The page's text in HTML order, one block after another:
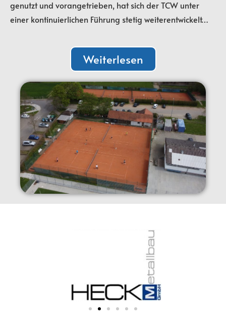
genutzt und vorangetrieben, hat sich der TCW unter
einer kontinuierlichen Führung stetig weiterentwickelt…
Weiterlesen